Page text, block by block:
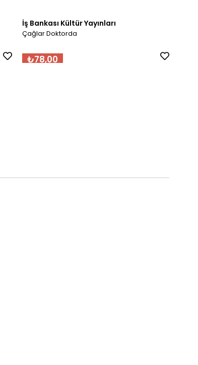
İş Bankası Kültür Yayınları
Çağlar Doktorda
₺78,00